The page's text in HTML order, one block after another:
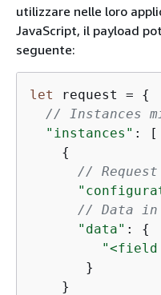
utilizzare nelle loro
JavaScript, il payload
seguente:
let request = {
// Instances
"instances" : [
{
//
// Data in
"data" : {
"<field
       }
    }